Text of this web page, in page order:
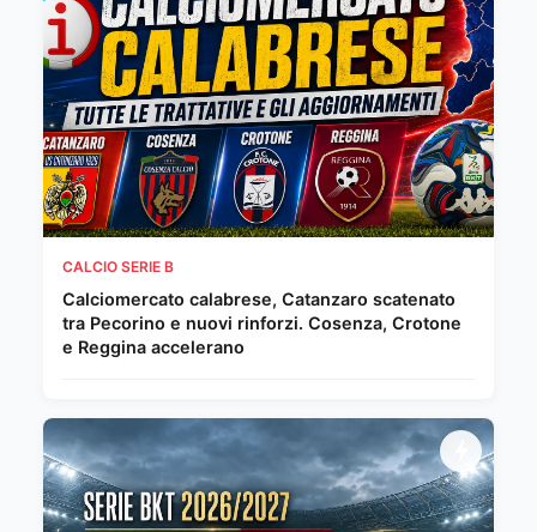
CALCIO SERIE B
Calciomercato calabrese, Catanzaro scatenato
tra Pecorino e nuovi rinforzi. Cosenza, Crotone
e Reggina accelerano